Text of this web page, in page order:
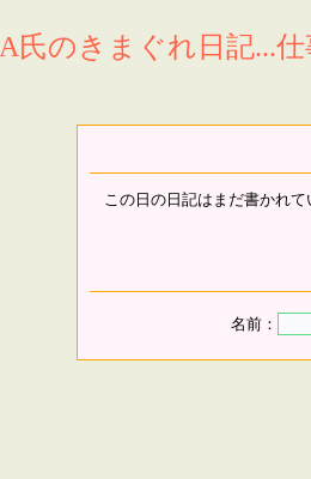
A氏のきまぐれ日記...
この日の日記はまだ書かれて
名前：